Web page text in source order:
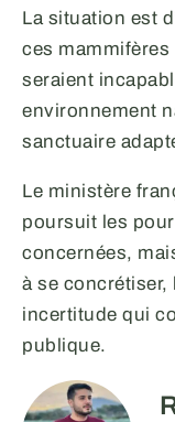
La situation est
ces
seraient
environnement
sanctuaire
Le ministère
poursuit les
concernées,
à se
incertitude qui
publique.